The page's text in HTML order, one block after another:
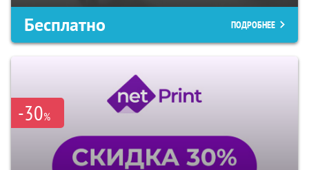
Бесплатно ПОДРОБНЕЕ
-30%